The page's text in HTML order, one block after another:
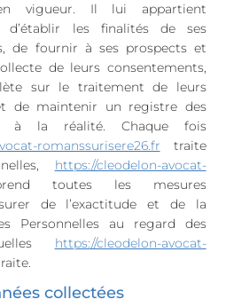
vigueur. Il lui appartient
les finalités de ses
de fournir à ses prospects et
de leurs consentements,
sur le traitement de leurs
de maintenir un registre des
à la réalité. Chaque fois
romanssurisere26.fr
traite
https://cleodelon-avocat-
toutes les mesures
de l’exactitude et de la
Personnelles au regard des
https://cleodelon-avocat-
collectées